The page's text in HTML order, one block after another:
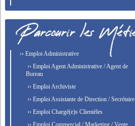
›› Emploi Administrative
›› Emploi Agent Administrative / Agent de
Bureau
›› Emploi Archiviste
›› Emploi Assistante de Direction / Secrétaire
›› Emploi Chargé(e)s Clientèles
›› Emploi Commercial / Marketing / Vente